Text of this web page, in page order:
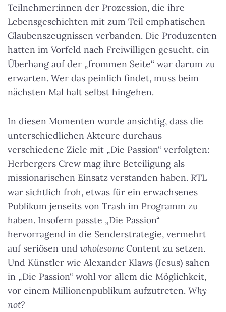
Teilnehmer:innen der Prozession, die ihre
Lebensgeschichten mit zum Teil emphatischen
Glaubenszeugnissen verbanden. Die Produzenten
hatten im Vorfeld nach Freiwilligen gesucht, ein
Überhang auf der „frommen Seite“ war darum zu
erwarten. Wer das peinlich findet, muss beim
nächsten Mal halt selbst hingehen.
In diesen Momenten wurde ansichtig, dass die
unterschiedlichen Akteure durchaus
verschiedene Ziele mit „Die Passion“ verfolgten:
Herbergers Crew mag ihre Beteiligung als
missionarischen Einsatz verstanden haben. RTL
war sichtlich froh, etwas für ein erwachsenes
Publikum jenseits von Trash im Programm zu
haben. Insofern passte „Die Passion“
hervorragend in die Senderstrategie, vermehrt
auf seriösen und wholesome Content zu setzen.
Und Künstler wie Alexander Klaws (Jesus) sahen
in „Die Passion“ wohl vor allem die Möglichkeit,
vor einem Millionenpublikum aufzutreten. Why
not?